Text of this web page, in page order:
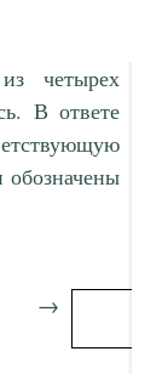
четырех
В ответе
обозначены
→